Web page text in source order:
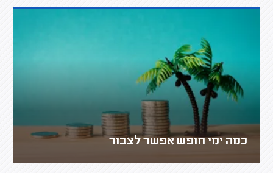
כמה ימי חופש אפשר לצבור